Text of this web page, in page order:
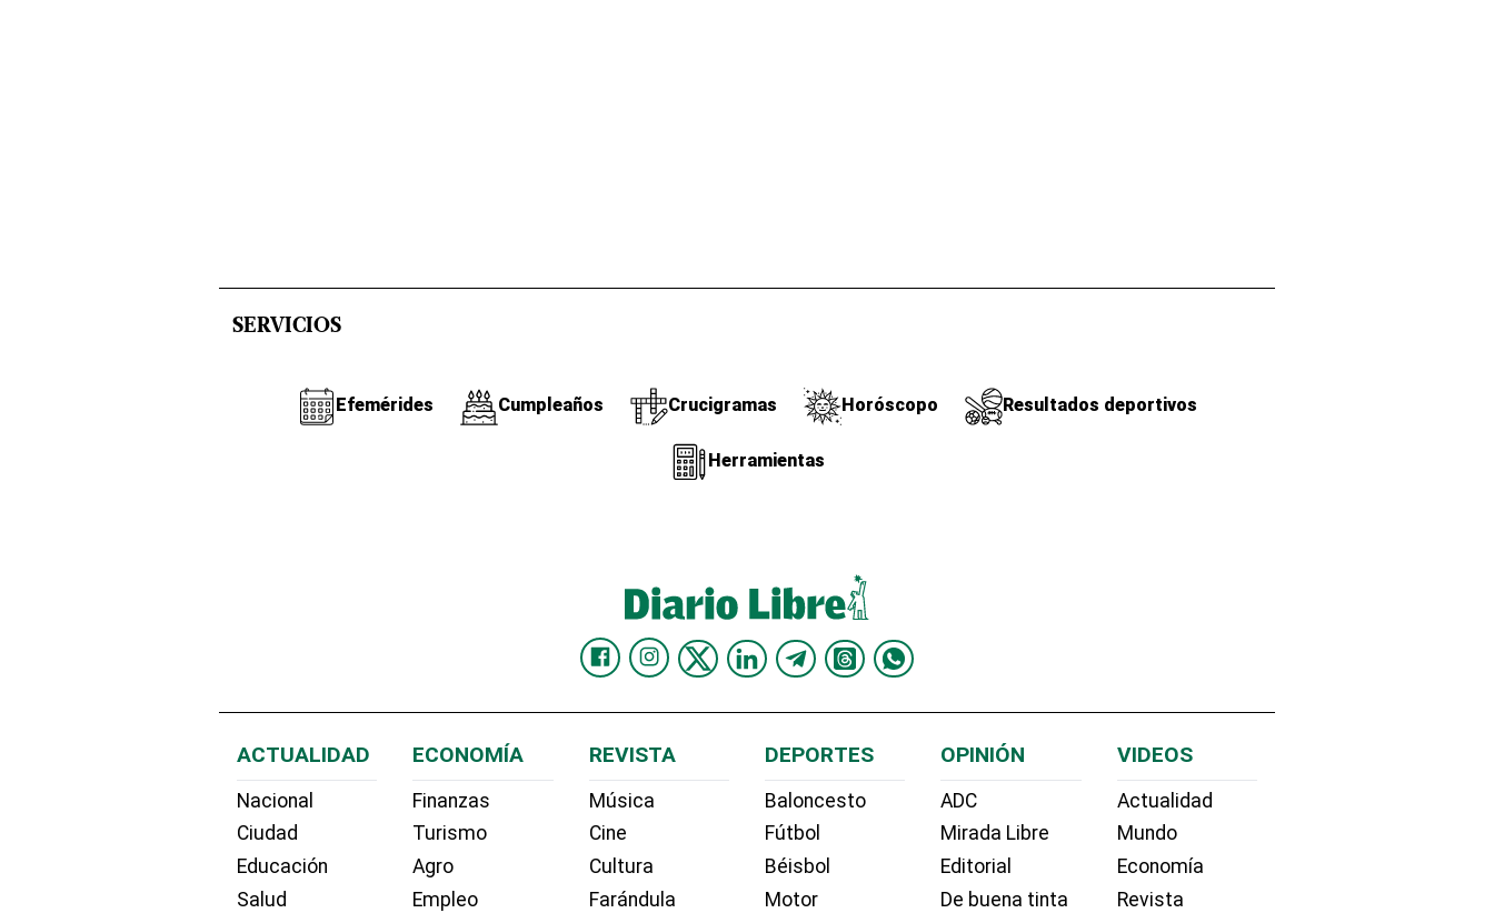
SERVICIOS
Efemérides Cumpleaños Crucigramas Horóscopo Resultados deportivos
Herramientas
ACTUALIDAD
Nacional
Ciudad
Educación
Salud
ECONOMÍA
Finanzas
Turismo
Agro
Empleo
REVISTA
Música
Cine
Cultura
Farándula
DEPORTES
Baloncesto
Fútbol
Béisbol
Motor
OPINIÓN
ADC
Mirada Libre
Editorial
De buena tinta
VIDEOS
Actualidad
Mundo
Economía
Revista